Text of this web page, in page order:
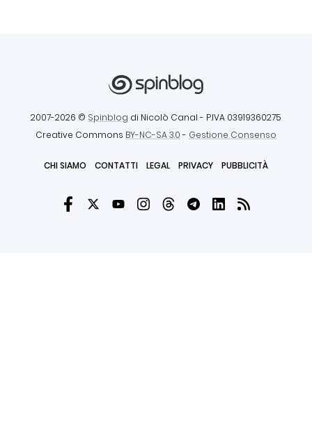
2007-2026 © Spinblog di Nicolò Canal - P.IVA 03919360275
Creative Commons BY-NC-SA 3.0- Gestione Consenso
CHI SIAMO CONTATTI LEGAL PRIVACY PUBBLICITÀ